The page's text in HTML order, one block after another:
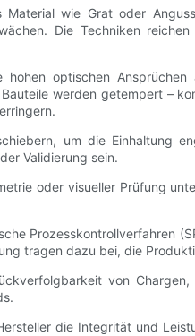
wie Grat oder
Die Techniken
optischen
werden getempert –
um die Einhaltung
Validierung sein.
oder visueller Prüfung
Prozesskontrollverfahren
tragen dazu bei, die
von Chargen,
die Integrität und